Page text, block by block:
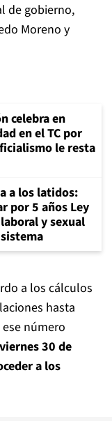
de gobierno,
Moreno y
celebra en
en el TC por
le resta
a los latidos:
por 5 años Ley
y sexual
a los cálculos
hasta
número
30 de
a los